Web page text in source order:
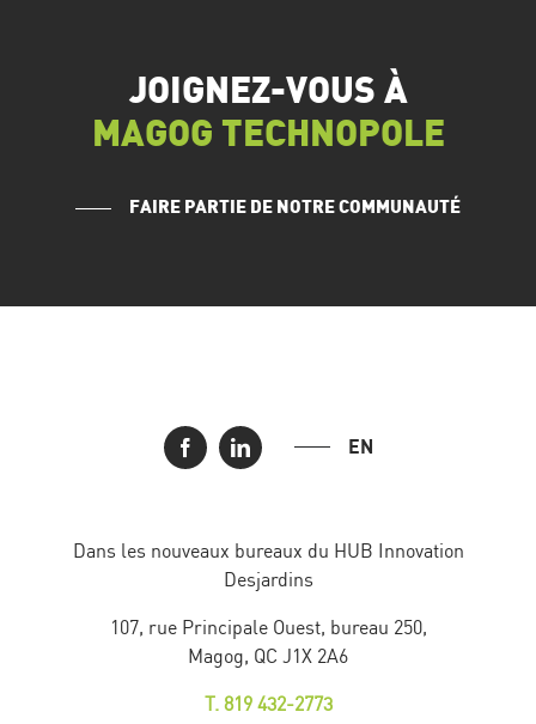
JOIGNEZ-VOUS À
MAGOG TECHNOPOLE
FAIRE PARTIE DE NOTRE COMMUNAUTÉ
EN
Dans les nouveaux bureaux du HUB Innovation
Desjardins
107, rue Principale Ouest, bureau 250,
Magog, QC J1X 2A6
T. 819 432-2773